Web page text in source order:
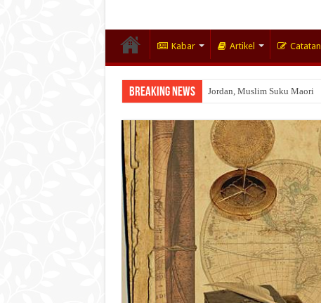
Kabar Artikel Catatan
Breaking News Jordan, Muslim Suku Maori
Wakaf Emas Muktamar